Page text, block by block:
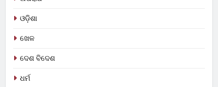
ଓଡ଼ିଶା
ଖେଳ
ଦେଶ ବିଦେଶ
ଧର୍ମ